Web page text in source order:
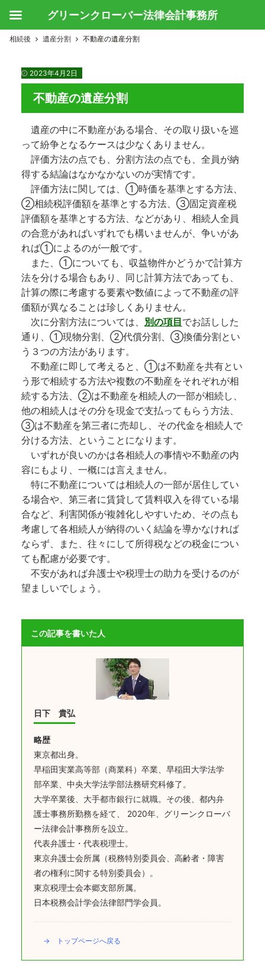
相続後 遺産分割 不動産の遺産分割
2023年4月2日
不動産の遺産分割
遺産の中に不動産がある場合、その取り扱いを巡
って紛争となるケースは少なくありません。
評価方法の点でも、分割方法の点でも、全員が納
得する結論はなかなかないのが実情です。
評価方法に関しては、①時価を基準とする方法、
②相続税評価額を基準とする方法、③固定資産税
評価額を基準とする方法、などがあり、相続人全員
の合意があればいずれでも構いませんが、争いがあ
れば①によるのが一般です。
また、①についても、収益物件かどうかで計算方
法を分ける場合もあり、同じ計算方法であっても、
計算の際に考慮する要素や数値によって不動産の評
価額が異なることは珍しくありません。
次に分割方法については、 別の項目でお話しした
通り、①現物分割、②代償分割、③換価分割とい
う３つの方法があります。
不動産に即して考えると、①は不動産を共有とい
う形で相続する方法や複数の不動産をそれぞれが相
続する方法、②は不動産を相続人の一部が相続し、
他の相続人はその分を現金で支払ってもらう方法、
③は不動産を第三者に売却し、その代金を相続人で
分ける方法、ということになります。
いずれが良いのかは各相続人の事情や不動産の内
容にもより、一概には言えません。
特に不動産については相続人の一部が居住してい
る場合や、第三者に賃貸して賃料収入を得ている場
合など、利害関係が複雑化しやすいため、その点も
考慮して各相続人が納得のいく結論を導かなければ
ならず、また、往々にして所得税などの税金につい
ても配慮が必要です。
不安があれば弁護士や税理士の助力を受けるのが
望ましいでしょう。
この記事を書いた人
日下 貴弘
略歴
東京都出身。
早稲田実業高等部（商業科）卒業、早稲田大学法学
部卒業、中央大学法学部法務研究科修了。
大学卒業後、大手都市銀行に就職。その後、都内弁
護士事務所勤務を経て、 2020年、グリーンクローバ
ー法律会計事務所を設立。
代表弁護士・代表税理士。
東京弁護士会所属（税務特別委員会、高齢者・障害
者の権利に関する特別委員会）。
東京税理士会本郷支部所属。
日本税務会計学会法律部門学会員。
→ トップページへ戻る
グリーンクローバー法律会計事務所